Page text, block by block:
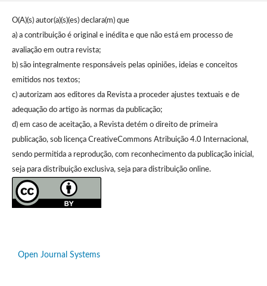
O(A)(s) autor(a)(s)(es) declara(m) que
a) a contribuição é original e inédita e que não está em processo de
avaliação em outra revista;
b) são integralmente responsáveis pelas opiniões, ideias e conceitos
emitidos nos textos;
c) autorizam aos editores da Revista a proceder ajustes textuais e de
adequação do artigo às normas da publicação;
d) em caso de aceitação, a Revista detém o direito de primeira
publicação, sob licença CreativeCommons Atribuição 4.0 Internacional,
sendo permitida a reprodução, com reconhecimento da publicação inicial,
seja para distribuição exclusiva, seja para distribuição online.
Open Journal Systems